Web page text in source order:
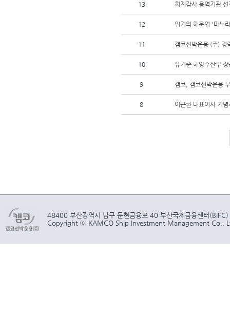
13 회계감사 용역기관
12 위기의 해운업 '마누
11 캠코선박운용 (주) 경
10 유기준 해양수산부
9 캠코, 캠코선박운용
8 이근환 대표이사 기
48400 부산광역시 남구 문현금융로 40 부산국제금융센터
Copyright ⓒ KAMCO Ship Investment Management Co.,